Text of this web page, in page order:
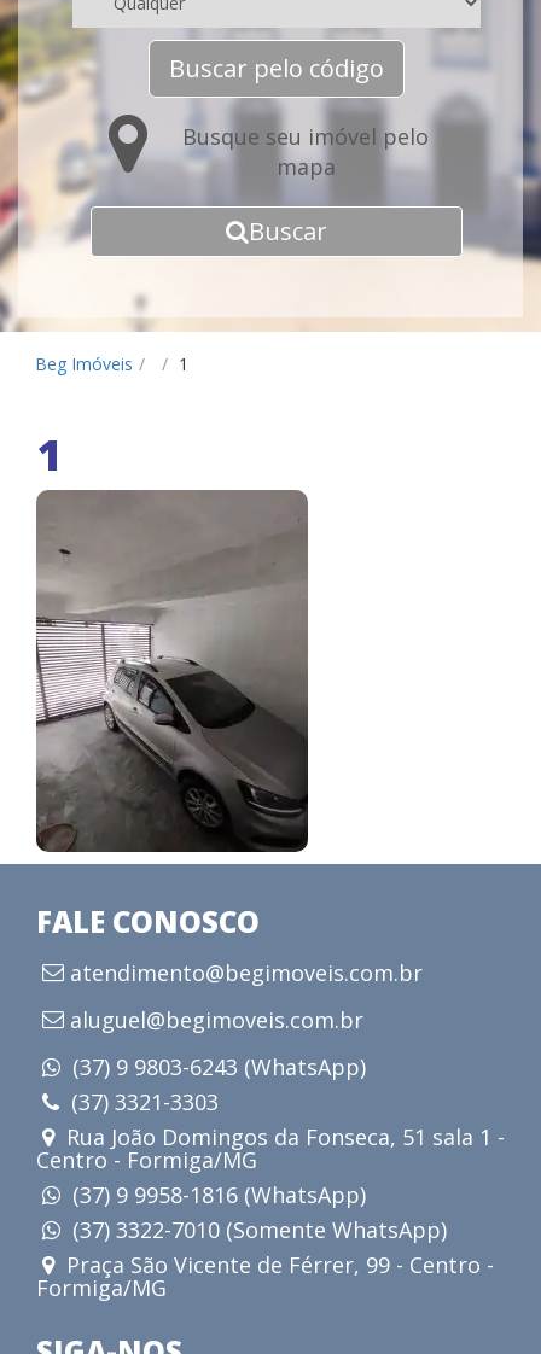
Buscar pelo código
Busque seu imóvel pelo
mapa
Buscar
Beg Imóveis / / 1
1
FALE CONOSCO
atendimento@begimoveis.com.br
aluguel@begimoveis.com.br
(37) 9 9803-6243 (WhatsApp)
(37) 3321-3303
Rua João Domingos da Fonseca, 51 sala 1 -
Centro - Formiga/MG
(37) 9 9958-1816 (WhatsApp)
(37) 3322-7010 (Somente WhatsApp)
Praça São Vicente de Férrer, 99 - Centro -
Formiga/MG